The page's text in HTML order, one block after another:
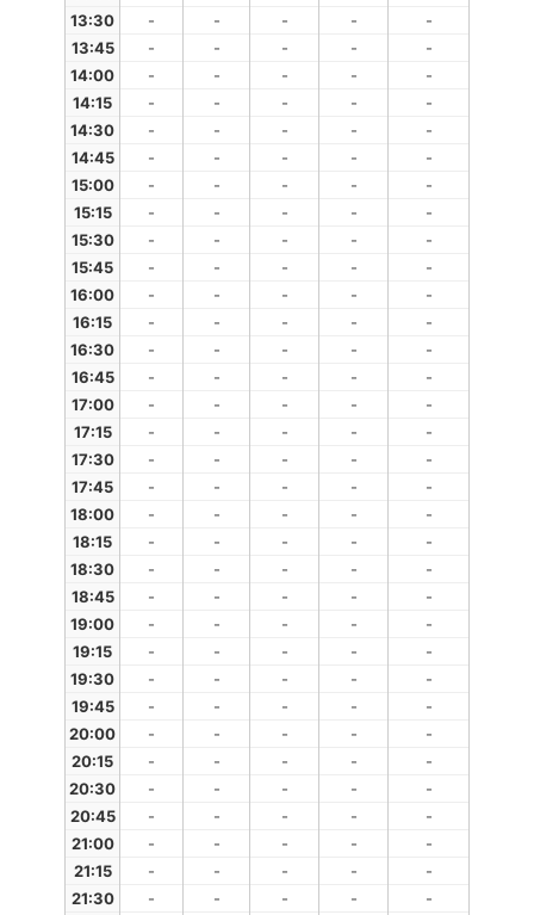
13:30
- - - -
-
13:45
- - - -
-
14:00
- - - -
-
14:15
- - - -
-
14:30
- - - -
-
14:45
- - - -
-
15:00
- - - -
-
15:15
- - - -
-
15:30
- - - -
-
15:45
- - - -
-
16:00
- - - -
-
16:15
- - - -
-
16:30
- - - -
-
16:45
- - - -
-
17:00
- - - -
-
17:15
- - - -
-
17:30
- - - -
-
17:45
- - - -
-
18:00
- - - -
-
18:15
- - - -
-
18:30
- - - -
-
18:45
- - - -
-
19:00
- - - -
-
19:15
- - - -
-
19:30
- - - -
-
19:45
- - - -
-
20:00
- - - -
-
20:15
- - - -
-
20:30
- - - -
-
20:45
- - - -
-
21:00
- - - -
-
21:15
- - - -
-
21:30
- - - -
-